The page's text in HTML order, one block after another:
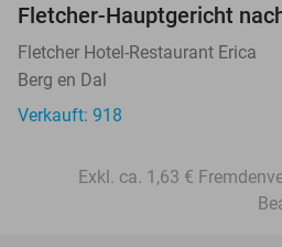
Fletcher-Hauptgericht
Fletcher Hotel-Restaurant Erica
Berg en Dal
Verkauft: 918
Exkl. ca. 1,63 €